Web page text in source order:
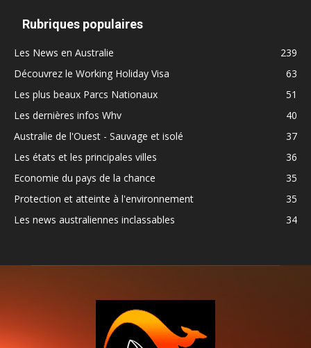
Rubriques populaires
Les News en Australie
239
Découvrez le Working Holiday Visa
63
Les plus beaux Parcs Nationaux
51
Les dernières infos Whv
40
Australie de l'Ouest - Sauvage et isolé
37
Les états et les principales villes
36
Economie du pays de la chance
35
Protection et atteinte à l'environnement
35
Les news australiennes inclassables
34